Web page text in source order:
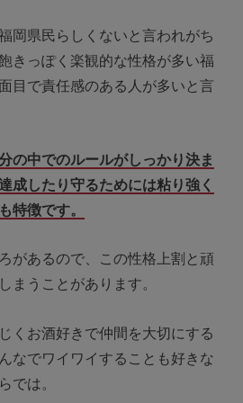
岡県民らしくないと言われがち
きっぽく楽観的な性格が多い福
目で責任感のある人が多いと言
の中でのルールがしっかり決ま
成したり守るためには粘り強く
特徴です。
があるので、この性格上割と頑
まうことがあります。
くお酒好きで仲間を大切にする
なでワイワイすることも好きな
では。